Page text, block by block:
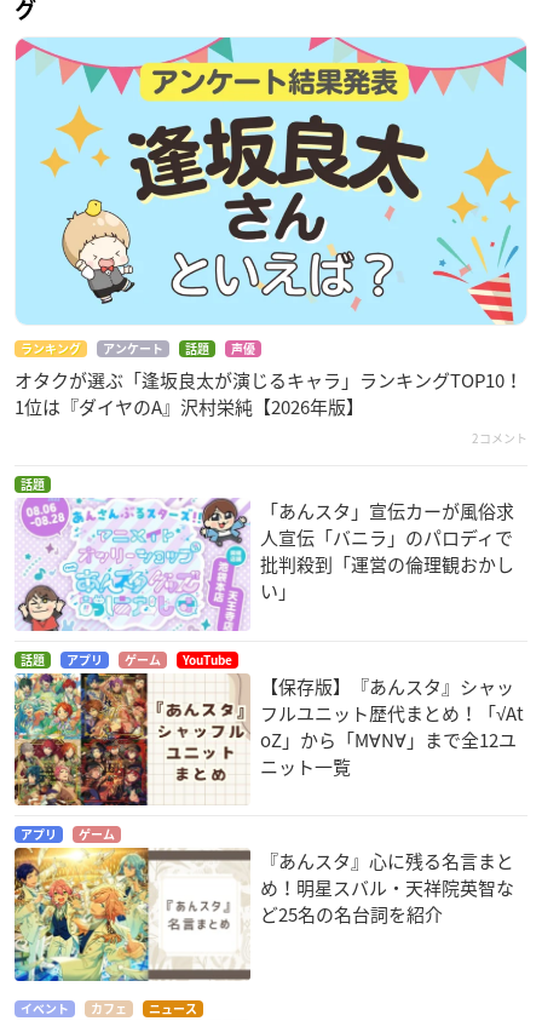
グ
ランキング アンケート 話題 声優
オタクが選ぶ「逢坂良太が演じるキャラ」ランキングTOP10！
1位は『ダイヤのA』沢村栄純【2026年版】
2コメント
話題
「あんスタ」宣伝カーが風俗求
人宣伝「バニラ」のパロディで
批判殺到「運営の倫理観おかし
い」
話題 アプリ ゲーム YouTube
【保存版】『あんスタ』シャッ
フルユニット歴代まとめ！「√At
oZ」から「M∀N∀」まで全12ユ
ニット一覧
アプリ ゲーム
『あんスタ』心に残る名言まと
め！明星スバル・天祥院英智な
ど25名の名台詞を紹介
イベント カフェ ニュース